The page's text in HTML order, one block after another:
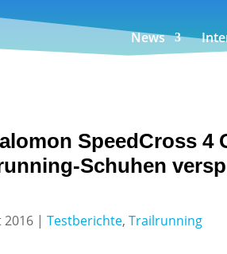
News
SpeedCross 4
Schuhen
2016 |Testberichte,Trailrunning